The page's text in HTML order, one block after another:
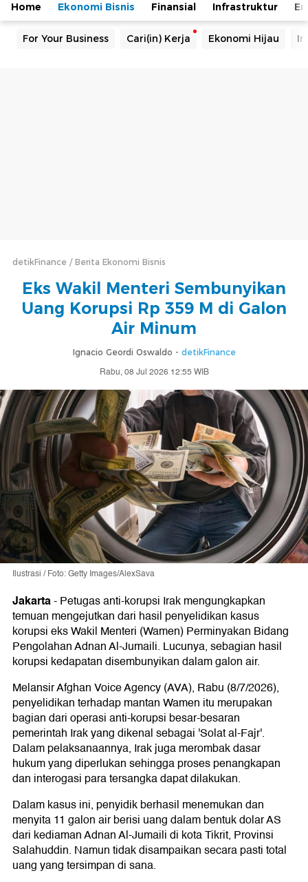
Home Ekonomi Bisnis Finansial Infrastruktur
For Your Business Cari(in) Kerja Ekonomi Hijau
detikFinance Berita Ekonomi Bisnis
Eks Wakil Menteri Sembunyikan
Uang Korupsi Rp 359 M di Galon
Air Minum
Ignacio Geordi Oswaldo - detikFinance
Rabu, 08 Jul 2026 12:55 WIB
Ilustrasi / Foto: Getty Images/AlexSava
Jakarta-Petugas anti-korupsi Irak mengungkapkan
temuan mengejutkan dari hasil penyelidikan kasus
korupsi eks Wakil Menteri (Wamen) Perminyakan Bidang
Pengolahan Adnan Al-Jumaili. Lucunya, sebagian hasil
korupsi kedapatan disembunyikan dalam galon air.
Melansir Afghan Voice Agency (AVA), Rabu (8/7/2026),
penyelidikan terhadap mantan Wamen itu merupakan
bagian dari operasi anti-korupsi besar-besaran
pemerintah Irak yang dikenal sebagai 'Solat al-Fajr'.
Dalam pelaksanaannya, Irak juga merombak dasar
hukum yang diperlukan sehingga proses penangkapan
dan interogasi para tersangka dapat dilakukan.
Dalam kasus ini, penyidik berhasil menemukan dan
menyita 11 galon air berisi uang dalam bentuk dolar AS
dari kediaman Adnan Al-Jumaili di kota Tikrit, Provinsi
Salahuddin. Namun tidak disampaikan secara pasti total
uang yang tersimpan di sana.